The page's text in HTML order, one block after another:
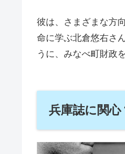
彼は、さまざまな方
命に学ぶ北倉悠右さ
うに、みなべ町財政
兵庫誌に関心